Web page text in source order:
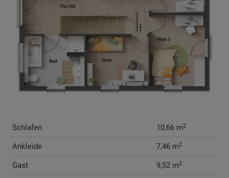
Schlafen 10,66 m2
Ankleide 7,46 m2
Gast 9,52 m2